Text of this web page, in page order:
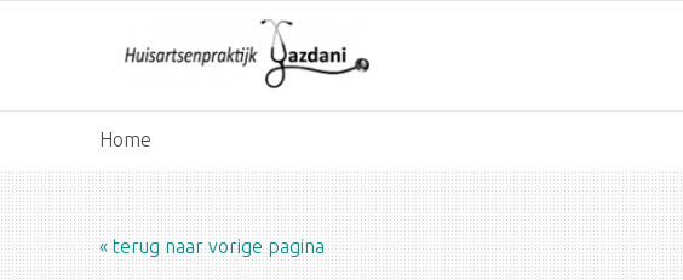
Home
« terug naar vorige pagina